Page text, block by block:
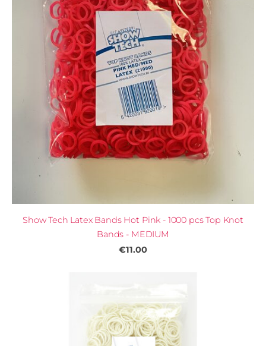
Show Tech Latex Bands Hot Pink - 1000 pcs Top Knot
Bands - MEDIUM
€11.00